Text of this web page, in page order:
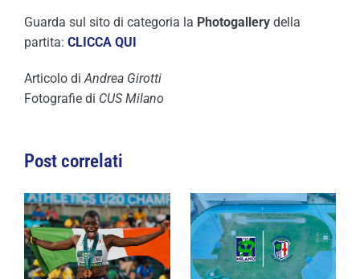
Guarda sul sito di categoria la Photogallery della
partita: CLICCA QUI
Articolo di Andrea Girotti
Fotografie di CUS Milano
Post correlati